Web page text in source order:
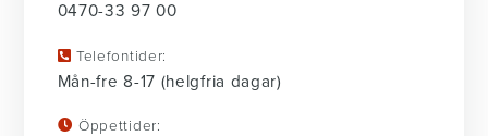
0470-33 97 00
Telefontider:
Mån-fre 8-17 (helgfria dagar)
Öppettider: